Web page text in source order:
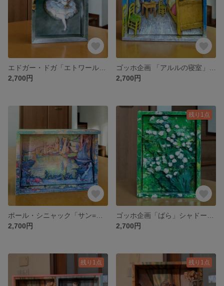
2,700円
2,700円
2,700円
残り1点
2,700円
残り1点 残り1点